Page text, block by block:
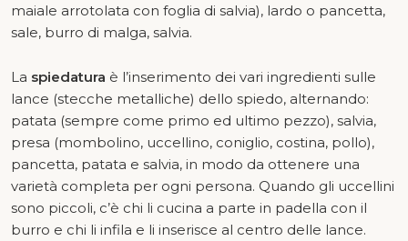
maiale arrotolata con foglia di salvia), lardo o pancetta,
sale, burro di malga, salvia.
La spiedatura è l’inserimento dei vari ingredienti sulle
lance (stecche metalliche) dello spiedo, alternando:
patata (sempre come primo ed ultimo pezzo), salvia,
presa (mombolino, uccellino, coniglio, costina, pollo),
pancetta, patata e salvia, in modo da ottenere una
varietà completa per ogni persona. Quando gli uccellini
sono piccoli, c’è chi li cucina a parte in padella con il
burro e chi li infila e li inserisce al centro delle lance.